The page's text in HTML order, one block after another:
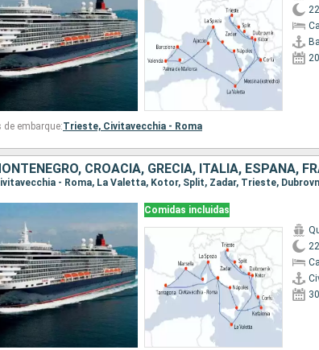
embarque:Trieste, Civitavecchia - Roma
CROACIA, GRECIA, ITALIA, ESPAÑA,
Comidas incluidas